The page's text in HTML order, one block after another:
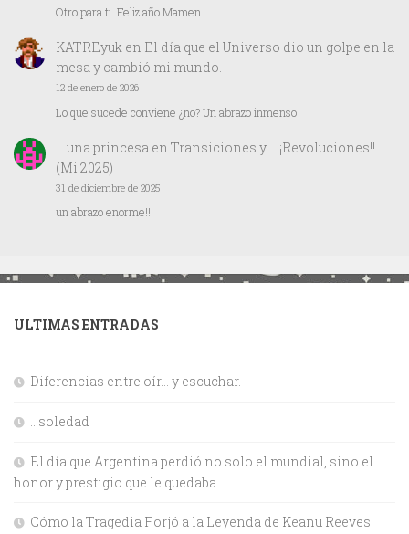
Otro para ti. Feliz año Mamen
KATREyuken El día que el Universo dio un golpe en la
mesa y cambió mi mundo.
12 de enero de 2026
Lo que sucede conviene ¿no? Un abrazo inmenso
… una princesa en Transiciones y… ¡¡Revoluciones!!
(Mi 2025)
31 de diciembre de 2025
un abrazo enorme!!!
ULTIMAS ENTRADAS
Diferencias entre oír… y escuchar.
…soledad
El día que Argentina perdió no solo el mundial, sino el
honor y prestigio que le quedaba.
Cómo la Tragedia Forjó a la Leyenda de Keanu Reeves